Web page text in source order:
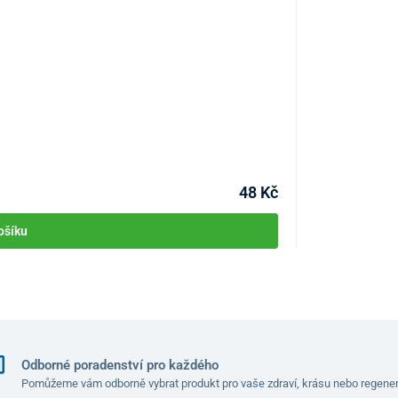
48 Kč
Odborné poradenství pro každého
Pomůžeme vám odborně vybrat produkt pro vaše zdraví, krásu nebo